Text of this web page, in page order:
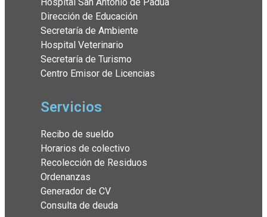
Hospital San Antonio de Padua
Dirección de Educación
Secretaría de Ambiente
Hospital Veterinario
Secretaría de Turismo
Centro Emisor de Licencias
Servicios
Recibo de sueldo
Horarios de colectivo
Recolección de Residuos
Ordenanzas
Generador de CV
Consulta de deuda